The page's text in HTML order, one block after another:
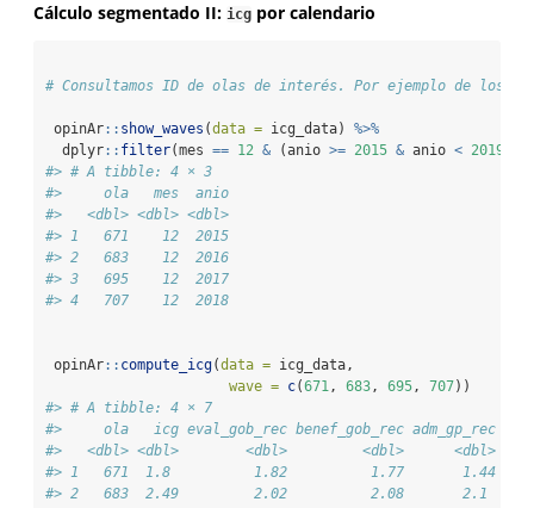
Cálculo segmentado II: icg por calendario
# Consultamos ID de olas de interés. Por ejemplo de los
opinAr:: show_waves (data = icg_data) %>%
  dplyr
:: filter(mes == 12 & (anio >= 2015 & anio < 2019
#> # A tibble: 4 × 3
#>     ola   mes  anio
#>   <dbl> <dbl> <dbl>
#> 1   671    12  2015
#> 2   683    12  2016
#> 3   695    12  2017
#> 4   707    12  2018
opinAr:: compute_icg(data = icg_data,
wave = c(671, 683, 695, 707))
#> # A tibble: 4 × 7
#>     ola   icg eval_gob_rec benef_gob_rec adm_gp_rec
#>   <dbl> <dbl>        <dbl>         <dbl>      <dbl>
#> 1   671  1.8          1.82          1.77       1.44
#> 2   683  2.49         2.02          2.08       2.1